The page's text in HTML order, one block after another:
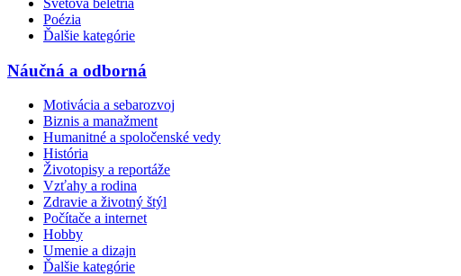
Poézia
Ďalšie kategórie
Náučná a odborná
Motivácia a sebarozvoj
Biznis a manažment
Humanitné a spoločenské vedy
História
Životopisy a reportáže
Vzťahy a rodina
Zdravie a životný štýl
Počítače a internet
Hobby
Umenie a dizajn
Ďalšie kategórie